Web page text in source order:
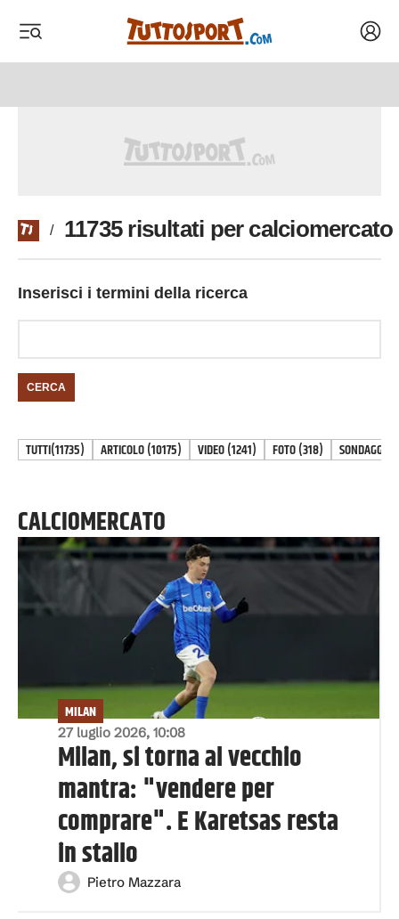
/ 11735 risultati per calciomercato
Inserisci i termini della ricerca
CERCA
TUTTI(11735) ARTICOLO(10175) VIDEO(1241) FOTO(318) SONDAGGIO
CALCIOMERCATO
27 luglio 2026, 10:08
MILAN
Milan, si torna al vecchio
mantra: "vendere per
comprare". E Karetsas resta
in stallo
Pietro Mazzara